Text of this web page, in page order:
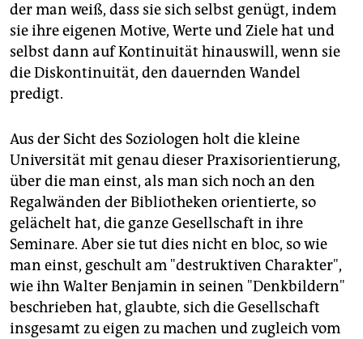
der man weiß, dass sie sich selbst genügt, indem
sie ihre eigenen Motive, Werte und Ziele hat und
selbst dann auf Kontinuität hinauswill, wenn sie
die Diskontinuität, den dauernden Wandel
predigt.
Aus der Sicht des Soziologen holt die kleine
Universität mit genau dieser Praxisorientierung,
über die man einst, als man sich noch an den
Regalwänden der Bibliotheken orientierte, so
gelächelt hat, die ganze Gesellschaft in ihre
Seminare. Aber sie tut dies nicht en bloc, so wie
man einst, geschult am "destruktiven Charakter",
wie ihn Walter Benjamin in seinen "Denkbildern"
beschrieben hat, glaubte, sich die Gesellschaft
insgesamt zu eigen zu machen und zugleich vom